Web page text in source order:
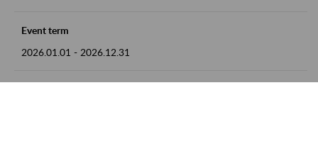
Event term
2026.01.01 - 2026.12.31